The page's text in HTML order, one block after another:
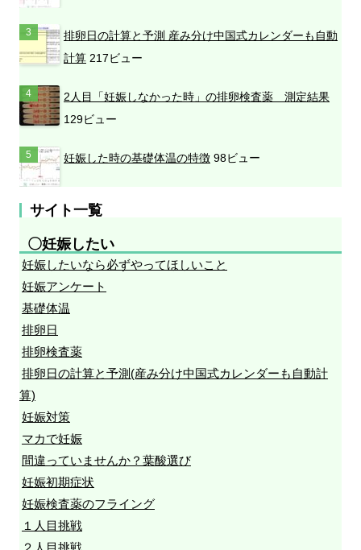
排卵日の計算と予測 産み分け中国式カレンダーも自動
計算 217ビュー
2人目「妊娠しなかった時」の排卵検査薬 測定結果
129ビュー
妊娠した時の基礎体温の特徴 98ビュー
サイト一覧
〇妊娠したい
妊娠したいなら必ずやってほしいこと
妊娠アンケート
基礎体温
排卵日
排卵検査薬
排卵日の計算と予測(産み分け中国式カレンダーも自動計
算)
妊娠対策
マカで妊娠
間違っていませんか？葉酸選び
妊娠初期症状
妊娠検査薬のフライング
１人目挑戦
２人目挑戦